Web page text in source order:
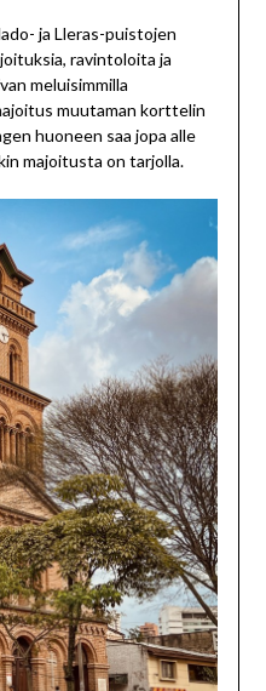
ja Lleras-puistojen
ravintoloita ja
meluisimmilla
muutaman korttelin
huoneen saa jopa alle
majoitusta on tarjolla.